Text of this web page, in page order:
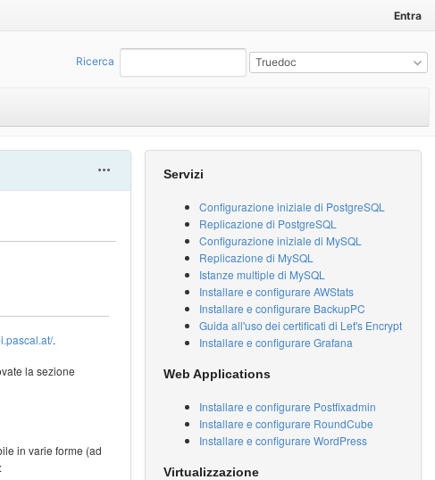
Entra
Ricerca Truedoc
Servizi
Configurazione iniziale di PostgreSQL
Replicazione di PostgreSQL
Configurazione iniziale di MySQL
Replicazione di MySQL
Istanze multiple di MySQL
Installare e configurare AWStats
Installare e configurare BackupPC
Guida all'uso dei certificati di Let's Encrypt
Installare e configurare Grafana
Web Applications
Installare e configurare Postfixadmin
Installare e configurare RoundCube
Installare e configurare WordPress
Virtualizzazione
.
la sezione
in varie forme (ad